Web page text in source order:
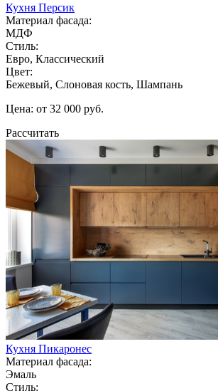
Кухня Персик
Материал фасада:
МДФ
Стиль:
Евро, Классический
Цвет:
Бежевый, Слоновая кость, Шампань
Цена: от 32 000 руб.
Рассчитать
Кухня Пикаронес
Материал фасада:
Эмаль
Стиль: